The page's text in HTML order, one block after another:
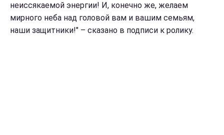
неиссякаемой энергии! И, конечно же, желаем
мирного неба над головой вам и вашим семьям,
наши защитники!" – сказано в подписи к ролику.